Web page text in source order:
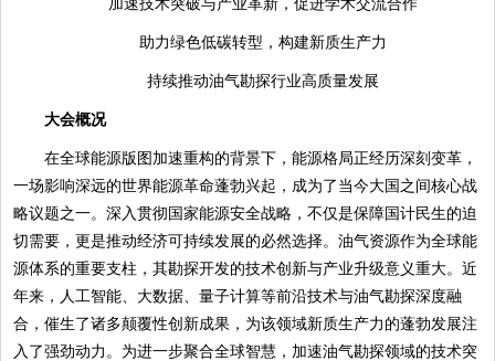
加速技术突破与产业革新，促进学术交流合作
助力绿色低碳转型，构建新质生产力
持续推动油气勘探行业高质量发展
大会概况
在全球能源版图加速重构的背景下，能源格局正经历深刻变革，
一场影响深远的世界能源革命蓬勃兴起，成为了当今大国之间核心战
略议题之一。深入贯彻国家能源安全战略，不仅是保障国计民生的迫
切需要，更是推动经济可持续发展的必然选择。油气资源作为全球能
源体系的重要支柱，其勘探开发的技术创新与产业升级意义重大。近
年来，人工智能、大数据、量子计算等前沿技术与油气勘探深度融
合，催生了诸多颠覆性创新成果，为该领域新质生产力的蓬勃发展注
入了强劲动力。为进一步聚合全球智慧，加速油气勘探领域的技术突